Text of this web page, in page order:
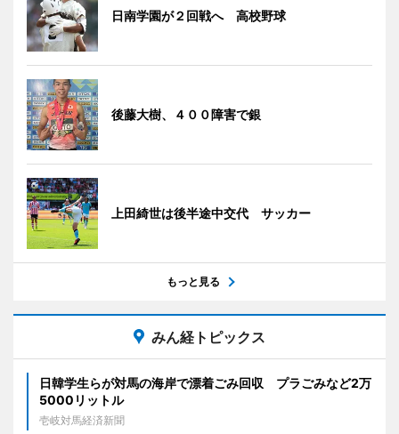
日南学園が２回戦へ 高校野球
後藤大樹、４００障害で銀
上田綺世は後半途中交代 サッカー
もっと見る
みん経トピックス
日韓学生らが対馬の海岸で漂着ごみ回収 プラごみなど2万
5000リットル
壱岐対馬経済新聞